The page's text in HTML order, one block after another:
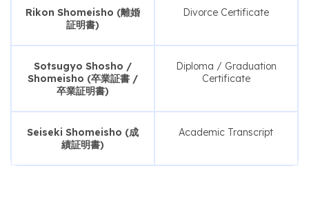
Rikon Shomeisho (離婚
証明書)
Divorce Certificate
Sotsugyo Shosho /
Shomeisho (卒業証書 /
卒業証明書)
Diploma / Graduation
Certificate
Seiseki Shomeisho (成
績証明書)
Academic Transcript